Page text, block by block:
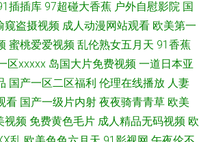
日韩在线色图观看 1024手机国产视频 久久社区
呢 毛片网站麻豆一二三区 91蜜桃臀在线 国产欧
av极品女神在线观看 性爱麻豆 97热热热热色 蜜
人亚洲性夜 午夜福利视频国产一区 91在钱视频 欧
插插库 97超碰大香蕉 户外自慰影院 国
窥盗摄视频 成人动漫网站观看 欧美第一
蜜桃爱爱视频 乱伦熟女五月天 91香蕉
区xxxxx 岛国大片免费视频 一道日本亚
国产一区二区福利 伦理在线播放 人妻
看 国产一级片内射 夜夜骑青青草 欧美
视频 免费黄色毛片 成人精品无码视频 欧